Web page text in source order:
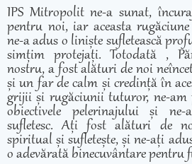
IPS Mitropolit ne-a sunat,
pentru noi, iar aceasta
ne-a adus o liniște sufletească
simțim protejați. Totodată ,
nostru, a fost alături de noi
și un far de calm și credință în
grijii și rugăciunii tuturor, ne-am
obiectivele pelerinajului și
sufletesc. Ați fost alături de
spiritual și sufletește, și ne-ați
o adevărată binecuvântare pentru